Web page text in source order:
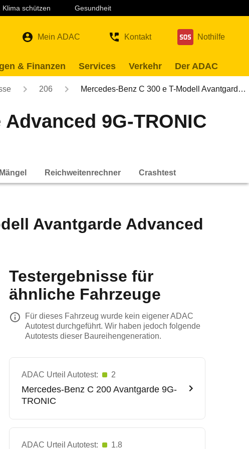
schützen Gesundheit
Mein ADAC Kontakt Nothilfe
& Finanzen Services Verkehr Der ADAC
206 Mercedes-Benz C 300 e T-Modell Avantgard…
9G-TRONIC
Reichweitenrechner Crashtest
Avantgarde Advanced
Testergebnisse für
ähnliche Fahrzeuge
Für dieses Fahrzeug wurde kein eigener ADAC
Autotest durchgeführt. Wir haben jedoch folgende
Autotests dieser Baureihengeneration.
ADAC Urteil Autotest: 2
Mercedes-Benz C 200 Avantgarde 9G-
TRONIC
ADAC Urteil Autotest: 1.8